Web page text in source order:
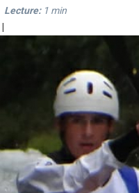
Lecture: 1 min